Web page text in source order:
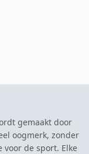
gemaakt door
oogmerk, zonder
voor de sport. Elke